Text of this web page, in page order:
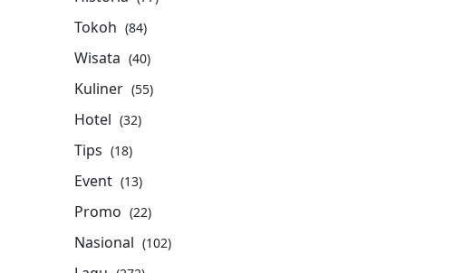
Tokoh (84)
Wisata (40)
Kuliner (55)
Hotel (32)
Tips (18)
Event (13)
Promo (22)
Nasional (102)